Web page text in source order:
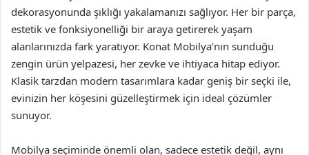
dekorasyonunda şıklığı yakalamanızı sağlıyor. Her bir parça,
estetik ve fonksiyonelliği bir araya getirerek yaşam
alanlarınızda fark yaratıyor. Konat Mobilya’nın sunduğu
zengin ürün yelpazesi, her zevke ve ihtiyaca hitap ediyor.
Klasik tarzdan modern tasarımlara kadar geniş bir seçki ile,
evinizin her köşesini güzelleştirmek için ideal çözümler
sunuyor.
Mobilya seçiminde önemli olan, sadece estetik değil, aynı